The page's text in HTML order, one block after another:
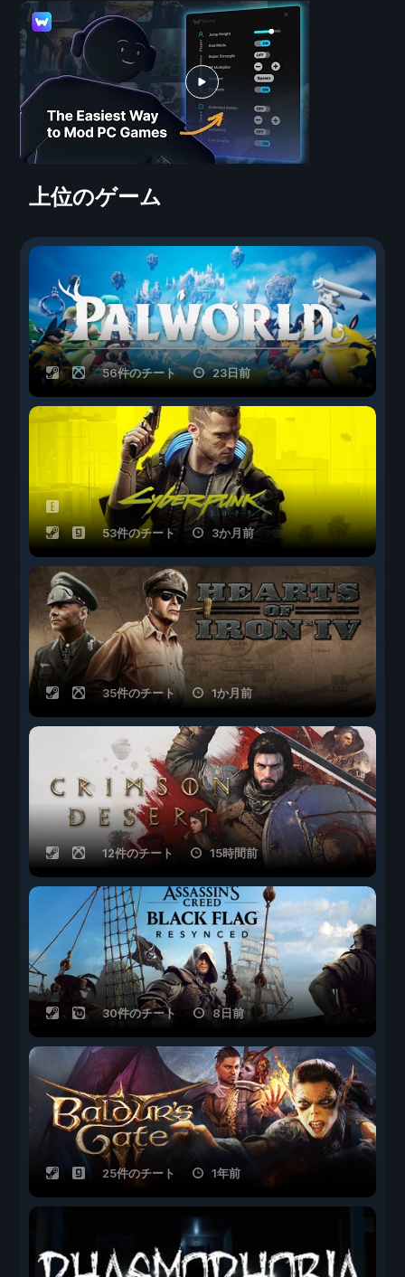
上位のゲーム
56件のチート 23日前
53件のチート 3か月前
35件のチート 1か月前
12件のチート 15時間前
30件のチート 8日前
25件のチート 1年前